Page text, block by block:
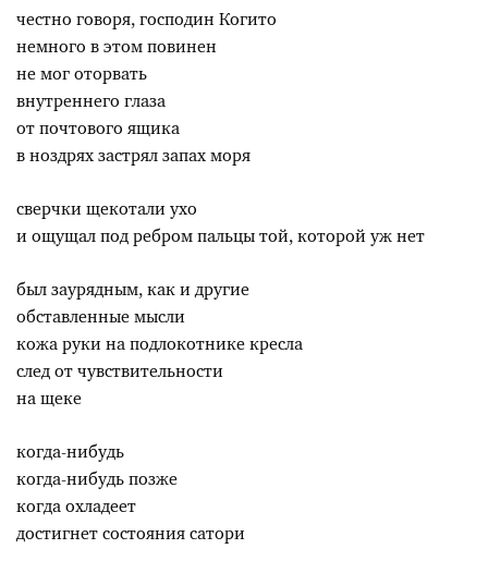
честно говоря, господин Когито
немного в этом повинен
не мог оторвать
внутреннего глаза
от почтового ящика
в ноздрях застрял запах моря
сверчки щекотали ухо
и ощущал под ребром пальцы той, которой уж нет
был заурядным, как и другие
обставленные мысли
кожа руки на подлокотнике кресла
след от чувствительности
на щеке
когда-нибудь
когда-нибудь позже
когда охладеет
достигнет состояния сатори